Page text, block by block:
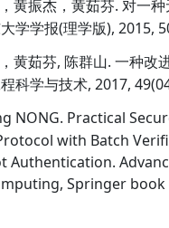
，黄振杰，黄茹芬. 对一
学学报(理学版), 2015,
，黄茹芬, 陈群山. 一种改
科学与技术, 2017,
NONG. Practical
with Batch
Authentication.
Springer book